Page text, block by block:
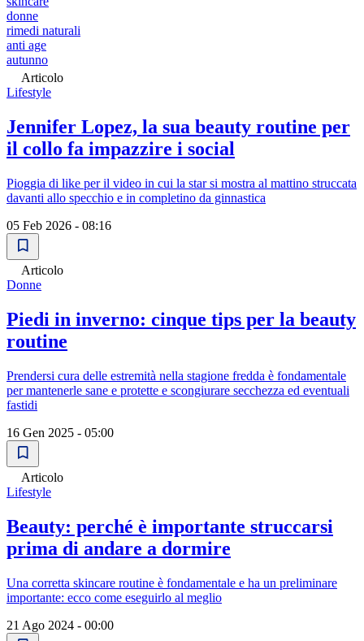
donne
rimedi naturali
anti age
autunno
Articolo
Lifestyle
Jennifer Lopez, la sua beauty routine per
il collo fa impazzire i social
Pioggia di like per il video in cui la star si mostra al mattino struccata
davanti allo specchio e in completino da ginnastica
05 Feb 2026 - 08:16
Articolo
Donne
Piedi in inverno: cinque tips per la beauty
routine
Prendersi cura delle estremità nella stagione fredda è fondamentale
per mantenerle sane e protette e scongiurare secchezza ed eventuali
fastidi
16 Gen 2025 - 05:00
Articolo
Lifestyle
Beauty: perché è importante struccarsi
prima di andare a dormire
Una corretta skincare routine è fondamentale e ha un preliminare
importante: ecco come eseguirlo al meglio
21 Ago 2024 - 00:00